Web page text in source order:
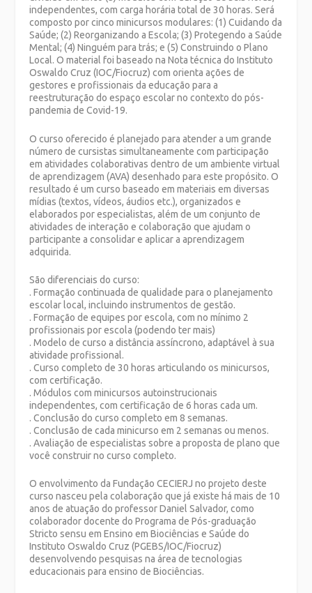
independentes, com carga horária total de 30 horas. Será
composto por cinco minicursos modulares: (1) Cuidando da
Saúde; (2) Reorganizando a Escola; (3) Protegendo a Saúde
Mental; (4) Ninguém para trás; e (5) Construindo o Plano
Local. O material foi baseado na Nota técnica do Instituto
Oswaldo Cruz (IOC/Fiocruz) com orienta ações de
gestores e profissionais da educação para a
reestruturação do espaço escolar no contexto do pós-
pandemia de Covid-19.
O curso oferecido é planejado para atender a um grande
número de cursistas simultaneamente com participação
em atividades colaborativas dentro de um ambiente virtual
de aprendizagem (AVA) desenhado para este propósito. O
resultado é um curso baseado em materiais em diversas
mídias (textos, vídeos, áudios etc.), organizados e
elaborados por especialistas, além de um conjunto de
atividades de interação e colaboração que ajudam o
participante a consolidar e aplicar a aprendizagem
adquirida.
São diferenciais do curso:
. Formação continuada de qualidade para o planejamento
escolar local, incluindo instrumentos de gestão.
. Formação de equipes por escola, com no mínimo 2
profissionais por escola (podendo ter mais)
. Modelo de curso a distância assíncrono, adaptável à sua
atividade profissional.
. Curso completo de 30 horas articulando os minicursos,
com certificação.
. Módulos com minicursos autoinstrucionais
independentes, com certificação de 6 horas cada um.
. Conclusão do curso completo em 8 semanas.
. Conclusão de cada minicurso em 2 semanas ou menos.
. Avaliação de especialistas sobre a proposta de plano que
você construir no curso completo.
O envolvimento da Fundação CECIERJ no projeto deste
curso nasceu pela colaboração que já existe há mais de 10
anos de atuação do professor Daniel Salvador, como
colaborador docente do Programa de Pós-graduação
Stricto sensu em Ensino em Biociências e Saúde do
Instituto Oswaldo Cruz (PGEBS/IOC/Fiocruz)
desenvolvendo pesquisas na área de tecnologias
educacionais para ensino de Biociências.